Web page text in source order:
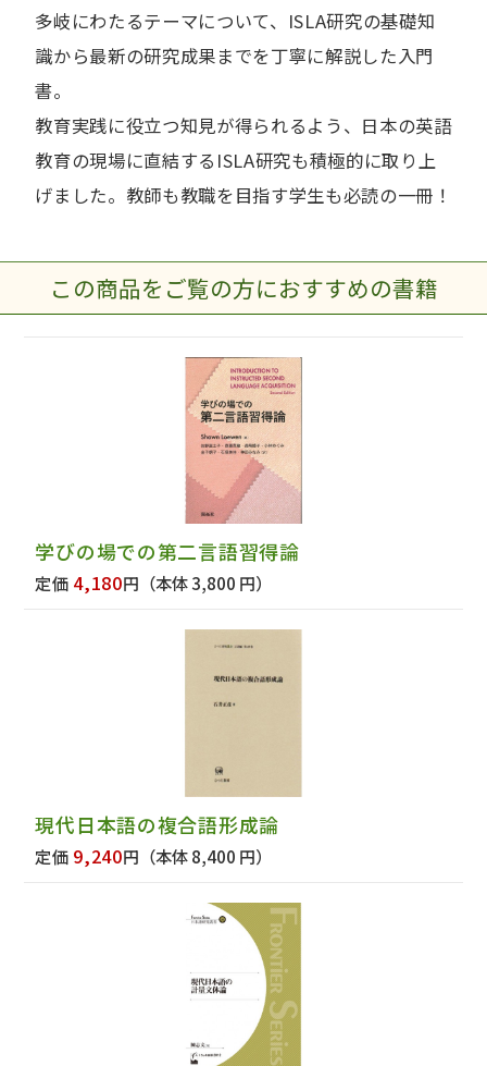
多岐にわたるテーマについて、ISLA研究の基礎知
識から最新の研究成果までを丁寧に解説した入門
書。
教育実践に役立つ知見が得られるよう、日本の英語
教育の現場に直結するISLA研究も積極的に取り上
げました。教師も教職を目指す学生も必読の一冊！
この商品をご覧の方におすすめの書籍
学びの場での第二言語習得論
定価 4,180円 （本体 3,800 円）
現代日本語の複合語形成論
定価 9,240円 （本体 8,400 円）